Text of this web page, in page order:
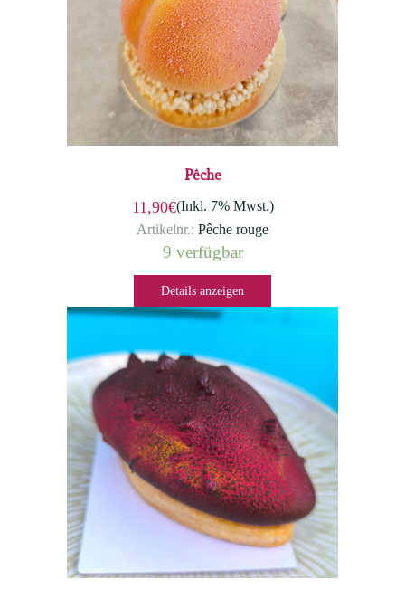
Pêche
11,90€(Inkl. 7% Mwst.)
Artikelnr.: Pêche rouge
9 verfügbar
Details anzeigen